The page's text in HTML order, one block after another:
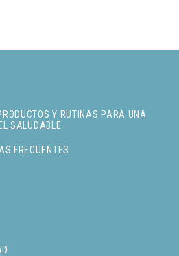
Y RUTINAS PARA UNA
SALUDABLE
FRECUENTES